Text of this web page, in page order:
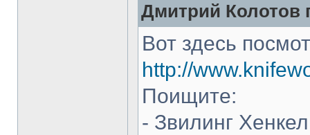
Дмитрий Колотов
Вот здесь
http://
Поищите:
- Звилинг